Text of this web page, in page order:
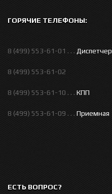
ГОРЯЧИЕ ТЕЛЕФОНЫ:
8 (499) 553-61-01 . . . Диспетчер
8 (499) 553-61-02
8 (499) 553-61-10 . . . КПП
8 (499) 553-61-09 . . . Приемная
ЕСТЬ ВОПРОС?